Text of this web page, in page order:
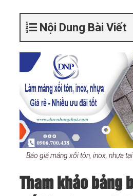
Nội Dung Bài Viết
Báo giá máng xối tôn, inox, nhựa
Tham khảo bảng